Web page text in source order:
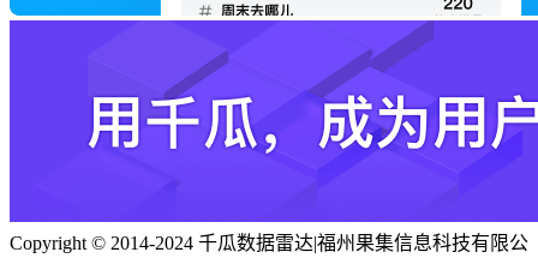
Copyright © 2014-2024 千瓜数据雷达|福州果集信息科技有限公